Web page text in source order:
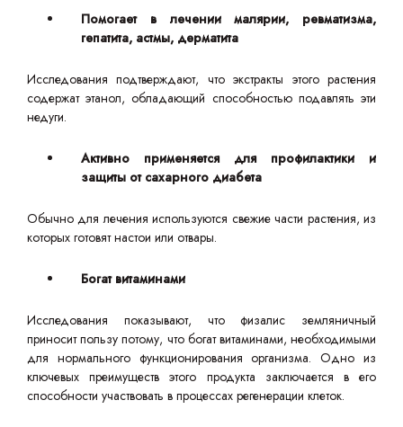
Помогает в лечении малярии, ревматизма,
гепатита, астмы, дерматита
Исследования подтверждают, что экстракты этого растения
содержат этанол, обладающий способностью подавлять эти
недуги.
Активно применяется для профилактики и
защиты от сахарного диабета
Обычно для лечения используются свежие части растения, из
которых готовят настои или отвары.
Богат витаминами
Исследования показывают, что физалис земляничный
приносит пользу потому, что богат витаминами, необходимыми
для нормального функционирования организма. Одно из
ключевых преимуществ этого продукта заключается в его
способности участвовать в процессах регенерации клеток.